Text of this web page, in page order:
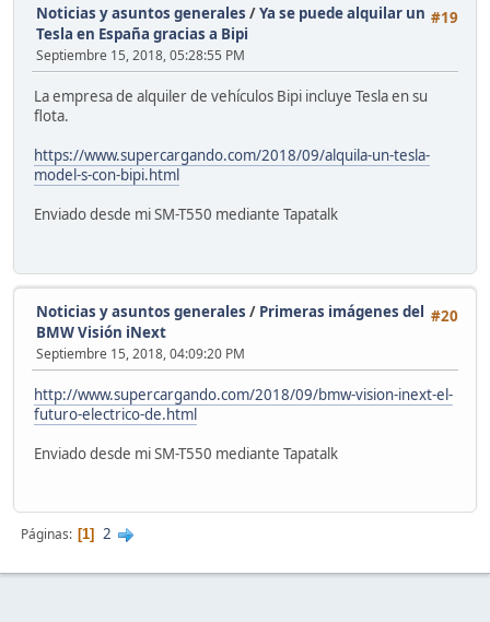
#19
Noticias y asuntos generales /Ya se puede alquilar un
Tesla en España gracias a Bipi
Septiembre 15, 2018, 05:28:55 PM
La empresa de alquiler de vehículos Bipi incluye Tesla en su
flota.
https://www.supercargando.com/2018/09/alquila-un-tesla-
model-s-con-bipi.html
Enviado desde mi SM-T550 mediante Tapatalk
#20
Noticias y asuntos generales / Primeras imágenes del
BMW Visión iNext
Septiembre 15, 2018, 04:09:20 PM
http://www.supercargando.com/2018/09/bmw-vision-inext-el-
futuro-electrico-de.html
Enviado desde mi SM-T550 mediante Tapatalk
Páginas 1 2